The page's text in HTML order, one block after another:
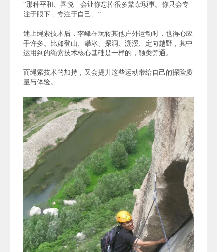
“那种平和、喜悦，会让你忘掉很多繁杂琐事。你只会专
注于眼下，专注于自己。”
迷上绳索技术后，李峰在玩转其他户外运动时，也得心应
手许多。比如登山、攀冰、探洞、溯溪、定向越野，其中
运用到的绳索技术核心基础是一样的，触类旁通。
而绳索技术的加持，又会提升这些运动带给自己的探险质
量与体验。